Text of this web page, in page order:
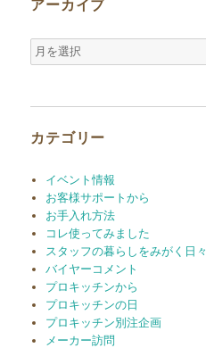
アーカイブ
ア
ー
カテゴリー
イベント情報
お客様サポートから
お手入れ方法
コレ使ってみました
スタッフの暮らしをみがく日々
バイヤーコメント
プロキッチンから
プロキッチンの日
プロキッチン別注企画
メーカー訪問